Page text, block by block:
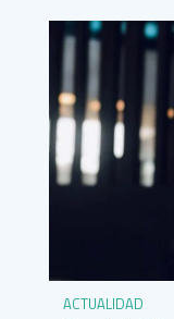
ACTUALIDAD